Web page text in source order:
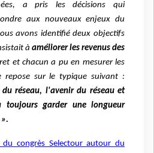
a pris les décisions qui
aux nouveaux enjeux du
avons identifié deux objectifs
à améliorer les revenus des
et chacun a pu en mesurer les
repose sur le typique suivant :
réseau, l'avenir du réseau et
toujours garder une longueur
du congrès Selectour autour du